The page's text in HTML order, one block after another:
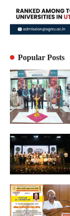
Popular Posts